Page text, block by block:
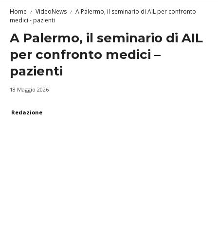
Home VideoNews
A Palermo, il seminario di AIL per confronto
medici - pazienti
A Palermo, il seminario di AIL
per confronto medici –
pazienti
18 Maggio 2026
Redazione